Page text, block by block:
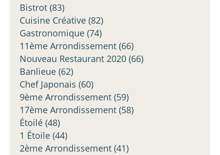
Bistrot (83)
Cuisine Créative (82)
Gastronomique (74)
11ème Arrondissement (66)
Nouveau Restaurant 2020 (66)
Banlieue (62)
Chef Japonais (60)
9ème Arrondissement (59)
17ème Arrondissement (58)
Étoilé (48)
1 Étoile (44)
2ème Arrondissement (41)